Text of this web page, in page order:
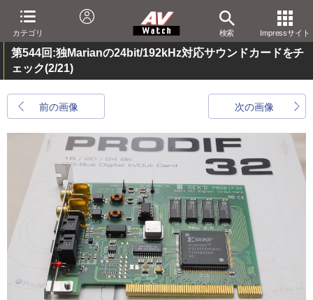
カテゴリ 検索 Impressサイト
第544回:独Marianの24bit/192kHz対応サウンドカードをチ
ェック(2/21)
前の画像 次の画像